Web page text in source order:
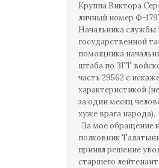
Круппа Виктора
личный номер Ф-
Начальника
государственной
помощника
штаба по ЗГТ
часть 29562 с
характеристикой
за один месяц
хуже врага народа).
За мое обращение
полковник
принял решение
старшего